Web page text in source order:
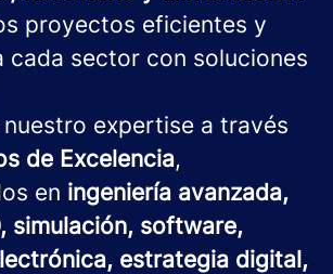
proyectos eficientes y
cada sector con soluciones
expertise a través
de Excelencia,
en ingeniería avanzada,
simulación, software,
estrategia digital,